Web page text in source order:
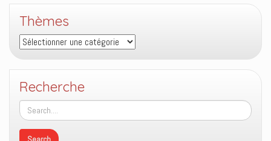
Thèmes
Thèmes
Recherche